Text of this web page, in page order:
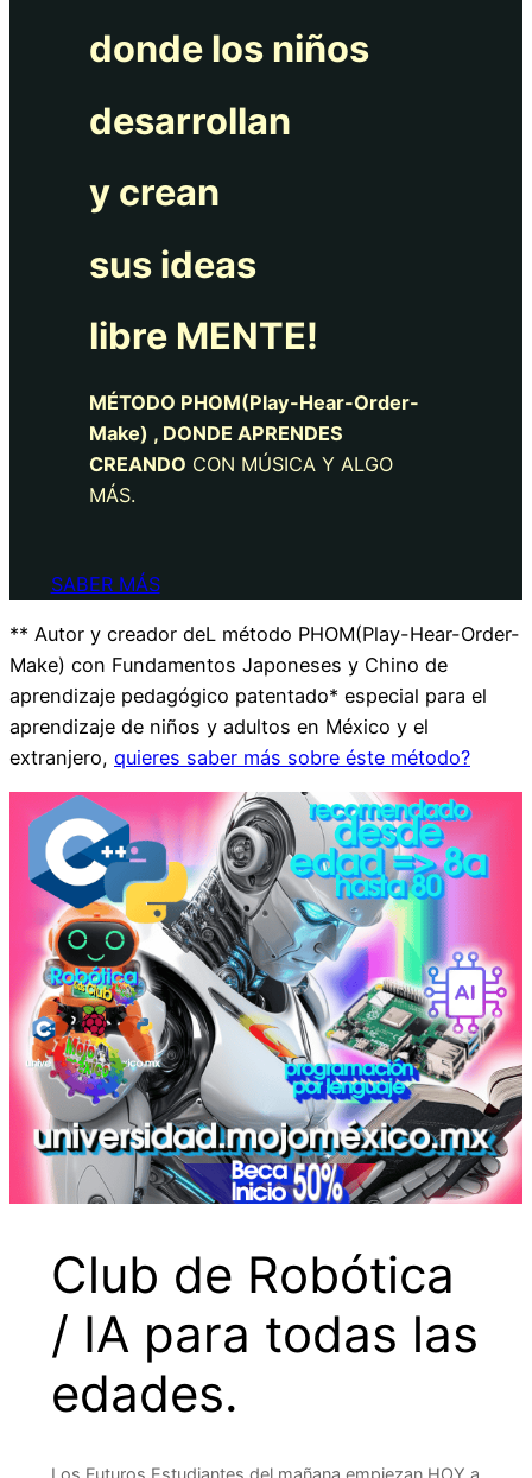
donde los niños
desarrollan
y crean
sus ideas
libre MENTE!
MÉTODO PHOM(Play-Hear-Order-
Make) , DONDE APRENDES
CREANDO CON MÚSICA Y ALGO
MÁS.
SABER MÁS
** Autor y creador deL método PHOM(Play-Hear-Order-
Make) con Fundamentos Japoneses y Chino de
aprendizaje pedagógico patentado* especial para el
aprendizaje de niños y adultos en México y el
extranjero, quieres saber más sobre éste método?
Club de Robótica
/ IA para todas las
edades.
Los Futuros Estudiantes del mañana empiezan HOY a